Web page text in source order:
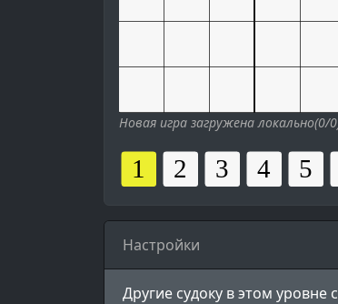
Новая игра загружена локально(0/
Настройки
Другие судоку в этом уровне